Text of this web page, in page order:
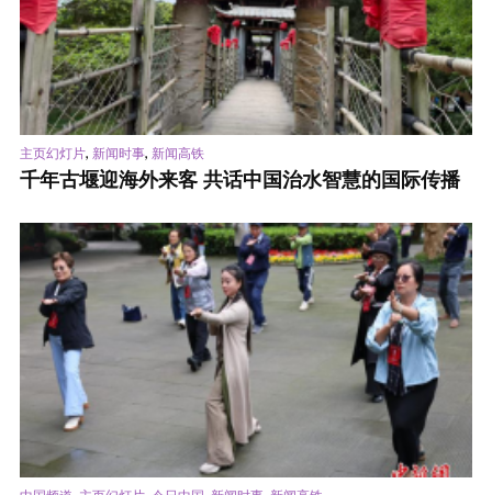
主页幻灯片, 新闻时事, 新闻高铁
千年古堰迎海外来客 共话中国治水智慧的国际传播